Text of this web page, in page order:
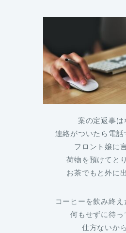
案の定返事は
連絡がついたら電話
フロント嬢に
荷物を預けてと
お茶でもと外に
コーヒーを飲み終え
何もせずに待っ
仕方ないか